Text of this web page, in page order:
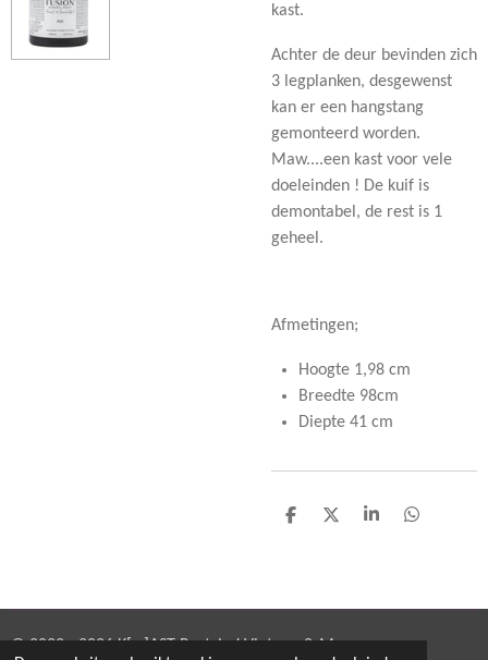
kast.
Achter de deur bevinden zich
3 legplanken, desgewenst
kan er een hangstang
gemonteerd worden.
Maw....een kast voor vele
doeleinden ! De kuif is
demontabel, de rest is 1
geheel.
Afmetingen;
Hoogte 1,98 cm
Breedte 98cm
Diepte 41 cm
D
D
S
D
© 2022 - 2026 K[w]AST Restyled Vintage & More